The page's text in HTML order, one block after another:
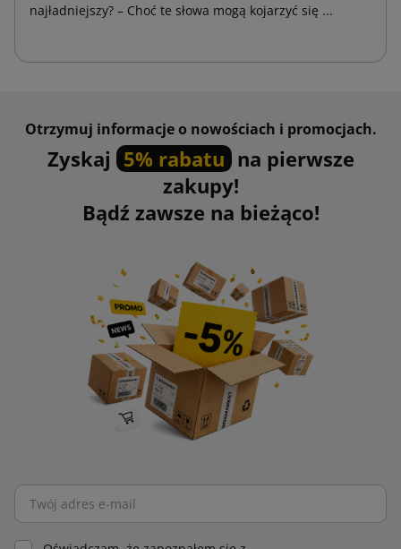
najładniejszy? – Choć te słowa mogą kojarzyć się ...
Otrzymuj informacje o nowościach i promocjach.
Zyskaj 5% rabatu na pierwsze
zakupy!
Bądź zawsze na bieżąco!